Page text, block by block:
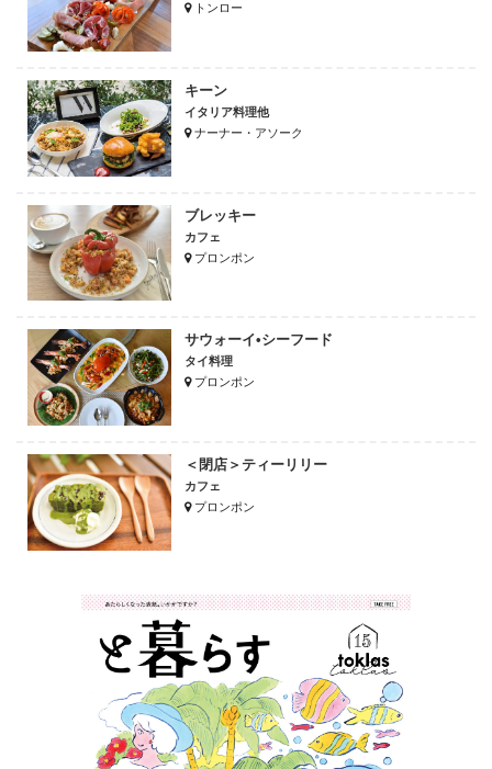
トンロー
キーン
イタリア料理他
ナーナー・アソーク
ブレッキー
カフェ
プロンポン
サウォーイ•シーフード
タイ料理
プロンポン
＜閉店＞ティーリリー
カフェ
プロンポン